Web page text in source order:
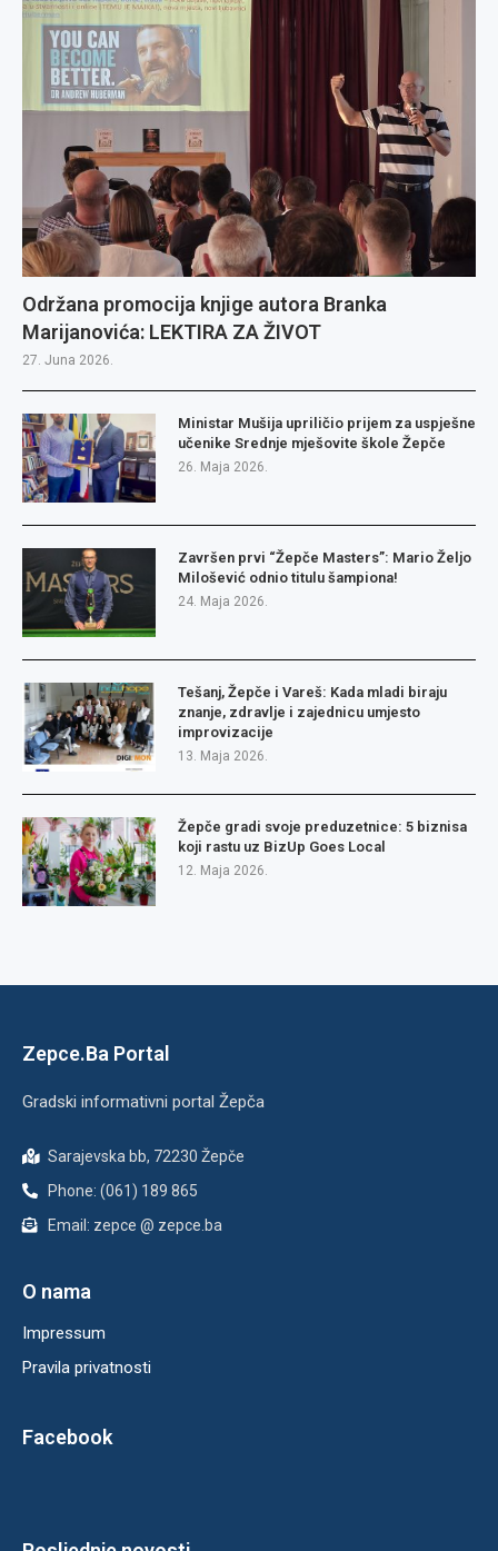
Održana promocija knjige autora Branka
Marijanovića: LEKTIRA ZA ŽIVOT
27. Juna 2026.
Ministar Mušija upriličio prijem za uspješne
učenike Srednje mješovite škole Žepče
26. Maja 2026.
Završen prvi “Žepče Masters”: Mario Željo
Milošević odnio titulu šampiona!
24. Maja 2026.
Tešanj, Žepče i Vareš: Kada mladi biraju
znanje, zdravlje i zajednicu umjesto
improvizacije
13. Maja 2026.
Žepče gradi svoje preduzetnice: 5 biznisa
koji rastu uz BizUp Goes Local
12. Maja 2026.
Zepce.Ba Portal
Gradski informativni portal Žepča
Sarajevska bb, 72230 Žepče
Phone: (061) 189 865
Email: zepce @ zepce.ba
O nama
Impressum
Pravila privatnosti
Facebook